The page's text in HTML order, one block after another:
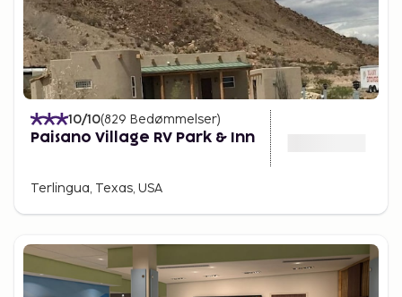
10/10(829 Bedømmelser)
Paisano Village RV Park & Inn
Terlingua, Texas, USA